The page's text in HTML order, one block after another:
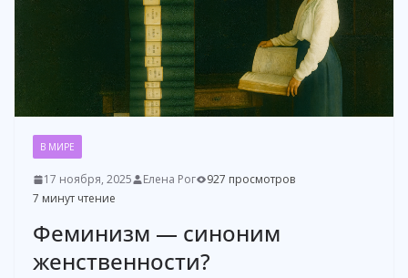
В МИРЕ
17 ноября, 2025 Елена Рог
927 просмотров
7 минут чтение
Феминизм — синоним
женственности?